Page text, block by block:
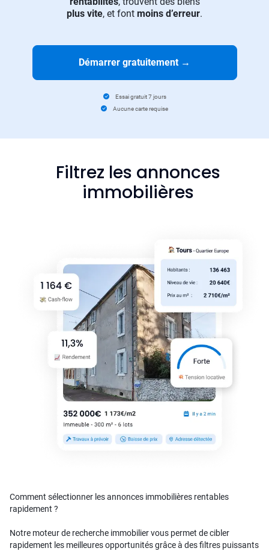
plus vite, et font moins d’erreur.
Démarrer gratuitement →
Essai gratuit 7 jours
Aucune carte requise
Filtrez les annonces
immobilières
Comment sélectionner les annonces immobilières rentables
rapidement ?
Notre moteur de recherche immobilier vous permet de cibler
rapidement les meilleures opportunités grâce à des filtres puissants